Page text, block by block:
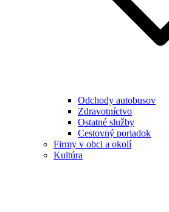
Odchody autobusov
Zdravotníctvo
Ostatné služby
Cestovný poriadok
Firmy v obci a okolí
Kultúra